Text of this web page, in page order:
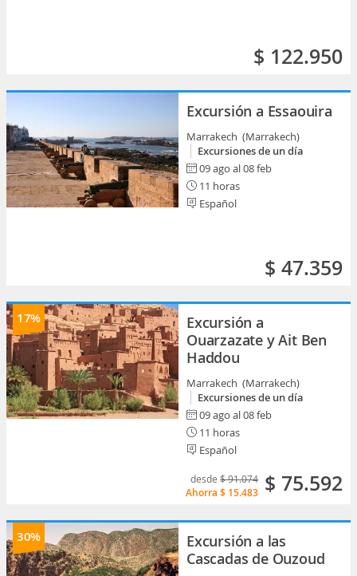
$ 122.950
Excursión a Essaouira
Marrakech (Marrakech)
Excursiones de un día
09 ago al 08 feb
11 horas
Español
$ 47.359
17%
Excursión a
Ouarzazate y Ait Ben
Haddou
Marrakech (Marrakech)
Excursiones de un día
09 ago al 08 feb
11 horas
Español
desde $ 91.074
Ahorra $ 15.483 $ 75.592
30%
Excursión a las
Cascadas de Ouzoud